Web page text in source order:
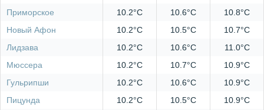
Приморское
10.2°C 10.6°C
10.8°C
Новый Афон
10.2°C 10.5°C
10.7°C
Лидзава
10.2°C 10.6°C
11.0°C
Мюссера
10.2°C 10.7°C
10.9°C
Гульрипши
10.2°C 10.6°C
10.9°C
Пицунда
10.2°C 10.5°C
10.9°C